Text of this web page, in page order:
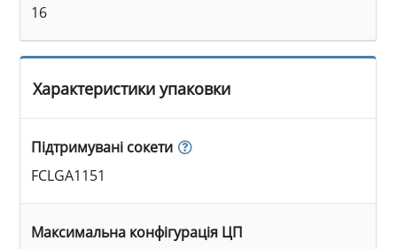
16
Характеристики упаковки
Підтримувані сокети
FCLGA1151
Максимальна конфігурація ЦП